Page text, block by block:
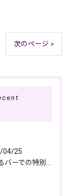
次のページ >
04/25